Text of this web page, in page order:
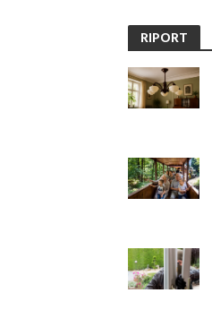
RIPORT